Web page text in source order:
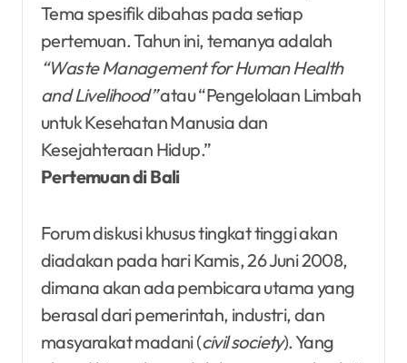
Tema spesifik dibahas pada setiap
pertemuan. Tahun ini, temanya adalah
“Waste Management for Human Health
and Livelihood”atau “Pengelolaan Limbah
untuk Kesehatan Manusia dan
Kesejahteraan Hidup.”
Pertemuan di Bali
Forum diskusi khusus tingkat tinggi akan
diadakan pada hari Kamis, 26 Juni 2008,
dimana akan ada pembicara utama yang
berasal dari pemerintah, industri, dan
masyarakat madani (civil society). Yang